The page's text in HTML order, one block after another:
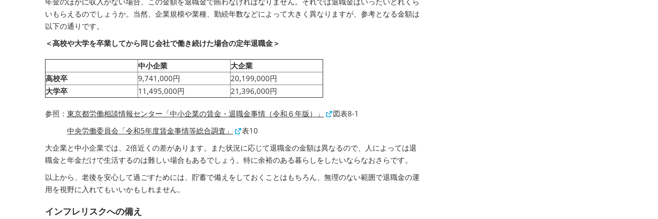
いもらえるのでしょうか。当然、企業規模や業種、勤続年数などによって大きく異なりますが、参考となる金額は
以下の通りです。
＜高校や大学を卒業してから同じ会社で働き続けた場合の定年退職金＞
中小企業
大企業
高校卒
9,741,000円
20,199,000円
大学卒
11,495,000円 21,396,000円
参照： 東京都労働相談情報センター「中小企業の賃金・退職金事情（令和６年版）」
図表8-1
中央労働委員会「令和5年度賃金事情等総合調査」
表10
大企業と中小企業では、2倍近くの差があります。また状況に応じて退職金の金額は異なるので、人によっては退
職金と年金だけで生活するのは難しい場合もあるでしょう。特に余裕のある暮らしをしたいならなおさらです。
以上から、老後を安心して過ごすためには、貯蓄で備えをしておくことはもちろん、無理のない範囲で退職金の運
用を視野に入れてもいいかもしれません。
インフレリスクへの備え